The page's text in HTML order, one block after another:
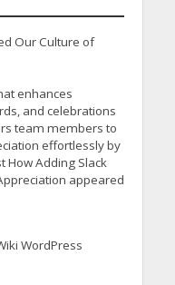
Our Culture of
enhances
and celebrations
team members to
effortlessly by
How Adding Slack
appeared
WordPress